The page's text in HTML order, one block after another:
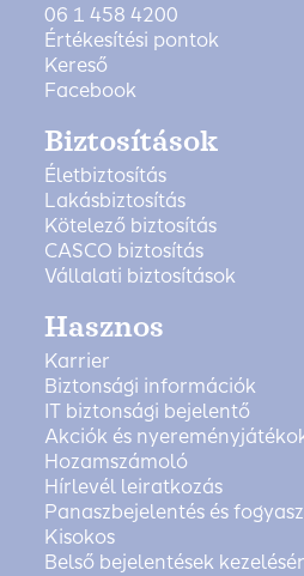
06 1 458 4200
Értékesítési pontok
Kereső
Facebook
Biztosítások
Életbiztosítás
Lakásbiztosítás
Kötelező biztosítás
CASCO biztosítás
Vállalati biztosítások
Hasznos
Karrier
Biztonsági információk
IT biztonsági bejelentő
Akciók és
Hozamszámoló
Hírlevél leiratkozás
Panaszbejelentés és
Kisokos
Belső bejelentések